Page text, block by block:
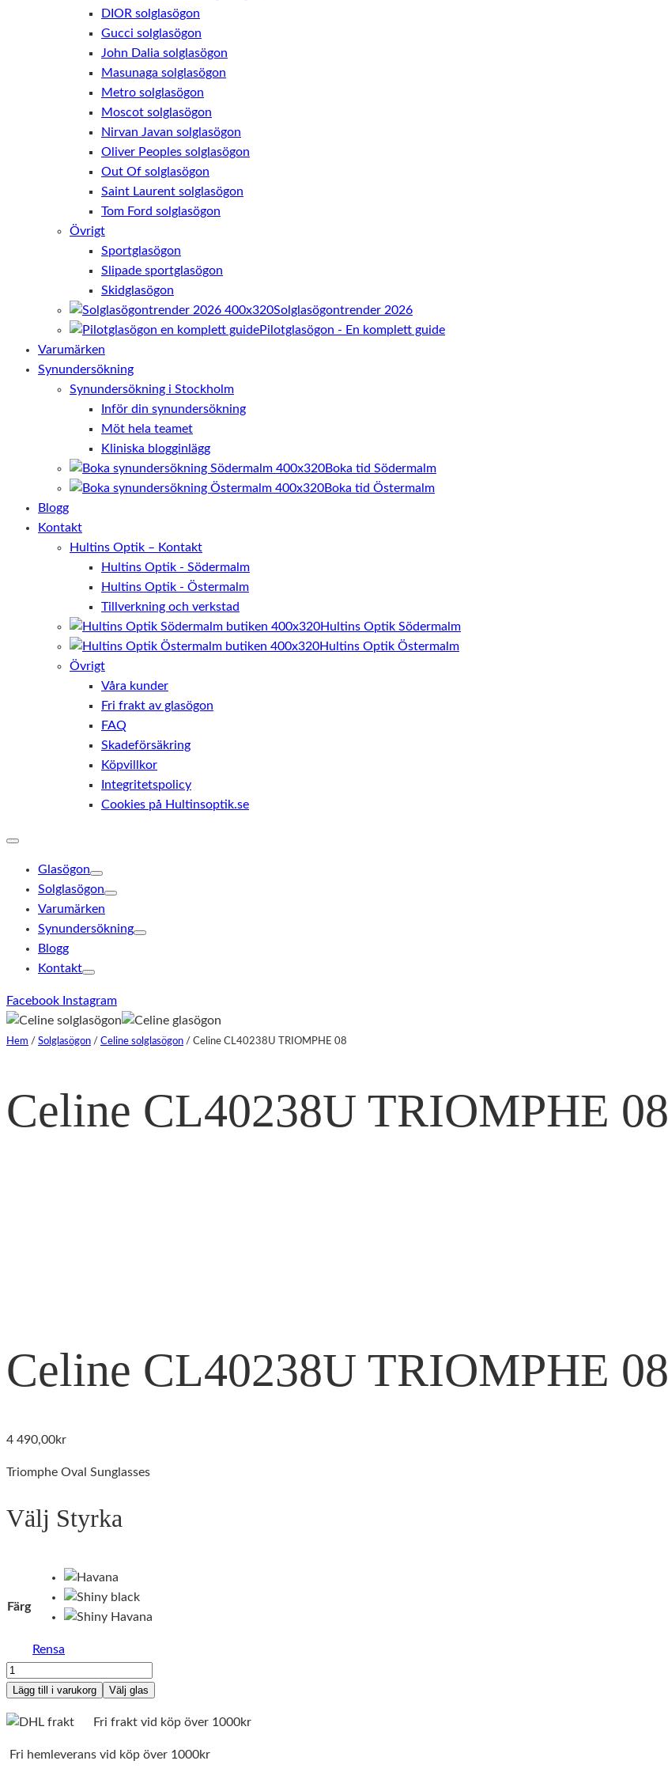
DIOR solglasögon
Gucci solglasögon
John Dalia solglasögon
Masunaga solglasögon
Metro solglasögon
Moscot solglasögon
Nirvan Javan solglasögon
Oliver Peoples solglasögon
Out Of solglasögon
Saint Laurent solglasögon
Tom Ford solglasögon
Övrigt
Sportglasögon
Slipade sportglasögon
Skidglasögon
Solglasögontrender 2026
Pilotglasögon - En komplett guide
Varumärken
Synundersökning
Synundersökning i Stockholm
Inför din synundersökning
Möt hela teamet
Kliniska blogginlägg
Boka tid Södermalm
Boka tid Östermalm
Blogg
Kontakt
Hultins Optik – Kontakt
Hultins Optik - Södermalm
Hultins Optik - Östermalm
Tillverkning och verkstad
Hultins Optik Södermalm
Hultins Optik Östermalm
Övrigt
Våra kunder
Fri frakt av glasögon
FAQ
Skadeförsäkring
Köpvillkor
Integritetspolicy
Cookies på Hultinsoptik.se
Glasögon
Solglasögon
Varumärken
Synundersökning
Blogg
Kontakt
Facebook Instagram
Hem / Solglasögon / Celine solglasögon / Celine CL40238U TRIOMPHE 08
Celine CL40238U TRIOMPHE 08
Celine CL40238U TRIOMPHE 08
4 490,00kr
Triomphe Oval Sunglasses
Välj Styrka
Färg
Rensa
Celine
CL40238U
08
mängd
Lägg till i varukorg Välj glas
Fri frakt vid köp över 1000kr
Fri hemleverans vid köp över 1000kr